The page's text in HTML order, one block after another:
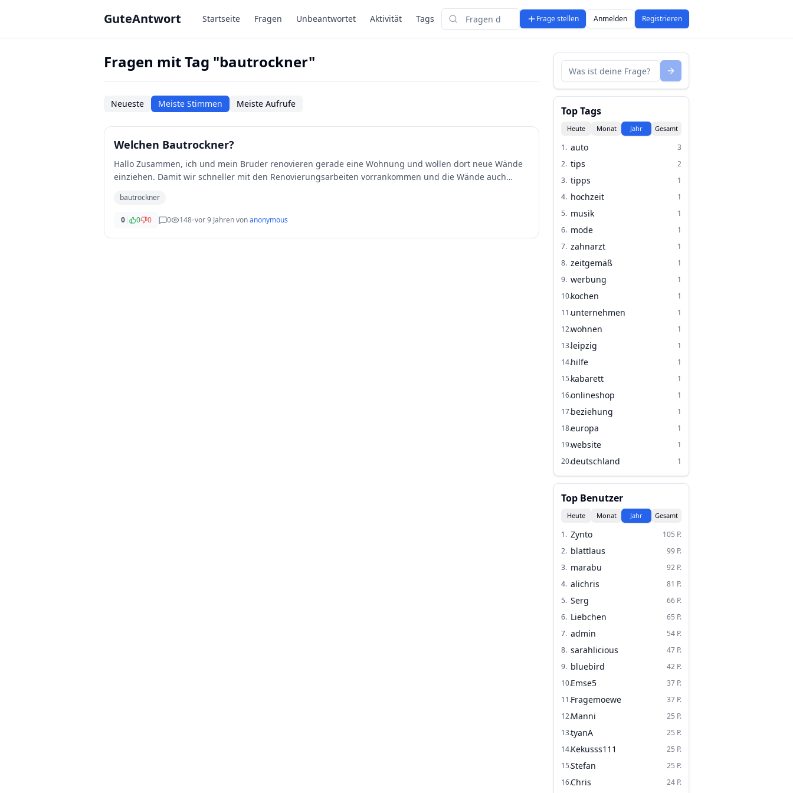
GuteAntwort Startseite Fragen Unbeantwortet Aktivität Tags
Suchen
Frage stellen Anmelden Registrieren
Fragen mit Tag "bautrockner"
Neueste Meiste Stimmen Meiste Aufrufe
Welchen Bautrockner?
Hallo Zusammen, ich und mein Bruder renovieren gerade eine Wohnung und wollen dort neue Wände
einziehen. Damit wir schneller mit den Renovierungsarbeiten vorrankommen und die Wände auch
bautrockner
0| 0 0 0 148•vor 9 Jahrenvonanonymous
Top Tags
Heute Monat Jahr Gesamt
1. auto
3
2. tips
2
3. tipps
1
4. hochzeit
1
5. musik
1
6. mode
1
7. zahnarzt
1
8. zeitgemäß
1
9. werbung
1
10.kochen
1
11.unternehmen
1
12.wohnen
1
13.leipzig
1
14.hilfe
1
15.kabarett
1
16.onlineshop
1
17.beziehung
1
18.europa
1
19.website
1
20.deutschland 1
Top Benutzer
Heute Monat Jahr Gesamt
1. Zynto 105 P.
2. blattlaus 99 P.
3. marabu 92 P.
4. alichris 81 P.
5. Serg 66 P.
6. Liebchen 65 P.
7. admin 54 P.
8. sarahlicious 47 P.
9. bluebird 42 P.
10.Emse5 37 P.
11.Fragemoewe 37 P.
12.Manni 25 P.
13.tyanA 25 P.
14.Kekusss111 25 P.
15.Stefan 25 P.
16.Chris 24 P.